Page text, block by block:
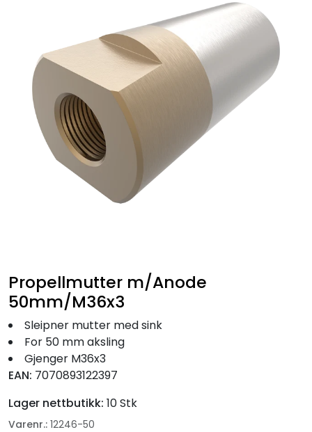
Propellmutter m/Anode
50mm/M36x3
Sleipner mutter med sink
For 50 mm aksling
Gjenger M36x3
EAN: 7070893122397
Lager nettbutikk: 10 Stk
Varenr.: 12246-50
Motor/Styring
Fortøyning
Fritid/Sikkerhet
Nyheter